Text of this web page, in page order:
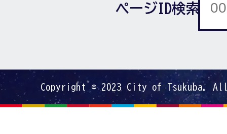
ページID検索
Copyright © 2023 City of Tsukuba.